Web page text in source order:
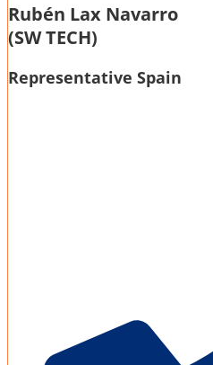
Rubén Lax Navarro
(SW TECH)
Representative Spain